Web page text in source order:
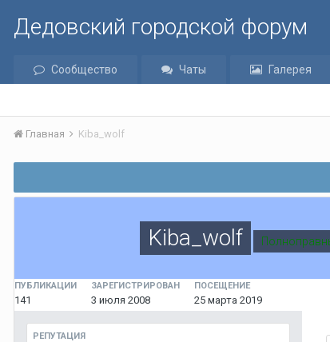
Дедовский городской форум
Сообщество Чаты Галерея
Главная Kiba_wolf
Kiba_wolf
ПУБЛИКАЦИИ
141
ЗАРЕГИСТРИРОВАН
3 июля 2008
ПОСЕЩЕНИЕ
25 марта 2019
РЕПУТАЦИЯ